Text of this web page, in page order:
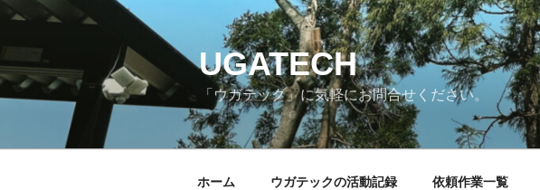
ン
ツ
UGATECH
「ウガテック」に気軽にお問合せください。
ホーム ウガテックの活動記録 依頼作業一覧